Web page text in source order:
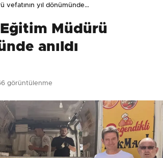
Gönder
vefatının yıl dönümünde…
Müdürü
anıldı
görüntülenme